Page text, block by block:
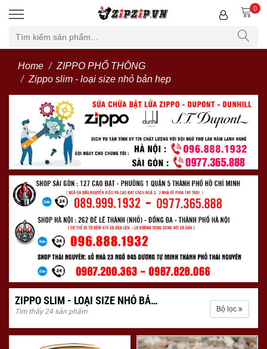
0
Home
ZIPPO PHỔ THÔNG
Zippo slim - loại size nhỏ bản hẹp
ZIPPO SLIM - LOẠI SIZE NHỎ BẢN HẸP
Tìm thấy 24 sản phẩm Bộ lọc